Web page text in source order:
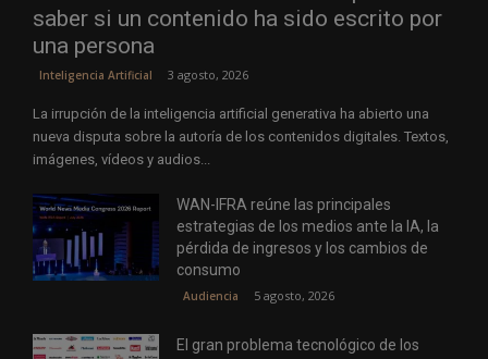
saber si un contenido ha sido escrito por
una persona
Inteligencia Artificial 3 agosto, 2026
La irrupción de la inteligencia artificial generativa ha abierto una
nueva disputa sobre la autoría de los contenidos digitales. Textos,
imágenes, vídeos y audios...
WAN-IFRA reúne las principales
estrategias de los medios ante la IA, la
pérdida de ingresos y los cambios de
consumo
Audiencia 5 agosto, 2026
El gran problema tecnológico de los